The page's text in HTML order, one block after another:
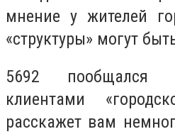
мнение у жителей
«структуры» могут
5692 пообщался
клиентами
расскажет вам